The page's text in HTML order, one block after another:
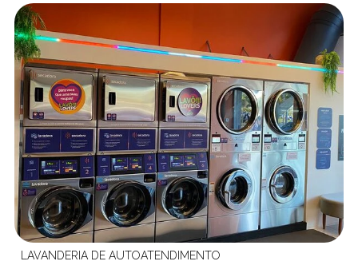
LAVANDERIA DE AUTOATENDIMENTO